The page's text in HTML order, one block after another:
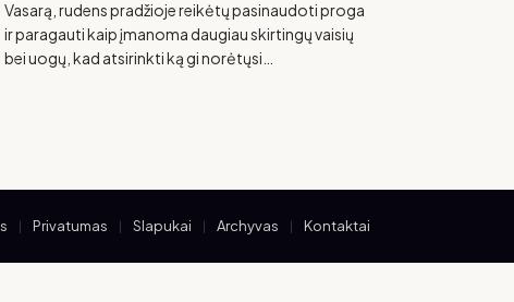
Vasarą, rudens pradžioje reikėtų pasinaudoti proga
ir paragauti kaip įmanoma daugiau skirtingų vaisių
bei uogų, kad atsirinkti ką gi norėtųsi…
Privatumas Slapukai Archyvas Kontaktai